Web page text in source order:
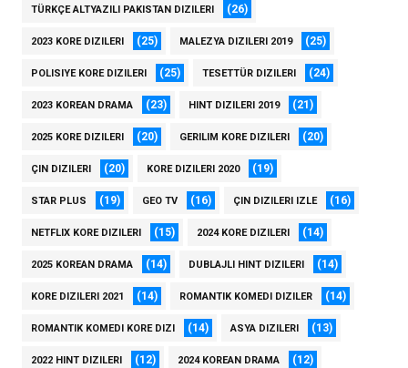
TÜRKÇE ALTYAZILI PAKISTAN DIZILERI (26)
2023 KORE DIZILERI (25) MALEZYA DIZILERI 2019 (25)
POLISIYE KORE DIZILERI (25) TESETTÜR DIZILERI (24)
2023 KOREAN DRAMA (23) HINT DIZILERI 2019 (21)
2025 KORE DIZILERI (20) GERILIM KORE DIZILERI (20)
ÇIN DIZILERI (20) KORE DIZILERI 2020 (19)
STAR PLUS (19) GEO TV (16) ÇIN DIZILERI IZLE (16)
NETFLIX KORE DIZILERI (15) 2024 KORE DIZILERI (14)
2025 KOREAN DRAMA (14) DUBLAJLI HINT DIZILERI (14)
KORE DIZILERI 2021 (14) ROMANTIK KOMEDI DIZILER (14)
ROMANTIK KOMEDI KORE DIZI (14) ASYA DIZILERI (13)
2022 HINT DIZILERI (12) 2024 KOREAN DRAMA (12)